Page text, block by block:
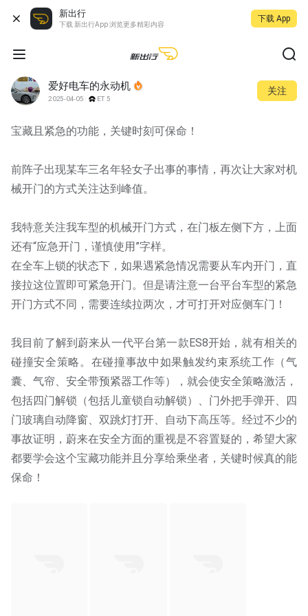
新出行
下载 新出行App 浏览更多精彩内容
下载 App
爱好电车的永动机
2025-04-05 ET5
关注
宝藏且紧急的功能，关键时刻可保命！
前阵子出现某车三名年轻女子出事的事情，再次让大家对机
械开门的方式关注达到峰值。
我特意关注我车型的机械开门方式，在门板左侧下方，上面
还有“应急开门，谨慎使用”字样。
在全车上锁的状态下，如果遇紧急情况需要从车内开门，直
接拉这位置即可紧急开门。但是请注意一台平台车型的紧急
开门方式不同，需要连续拉两次，才可打开对应侧车门！
我目前了解到蔚来从一代平台第一款ES8开始，就有相关的
碰撞安全策略。在碰撞事故中如果触发约束系统工作（气
囊、气帘、安全带预紧器工作等），就会使安全策略激活，
包括四门解锁（包括儿童锁自动解锁）、门外把手弹开、四
门玻璃自动降窗、双跳灯打开、自动下高压等。经过不少的
事故证明，蔚来在安全方面的重视是不容置疑的，希望大家
都要学会这个宝藏功能并且分享给乘坐者，关键时候真的能
保命！